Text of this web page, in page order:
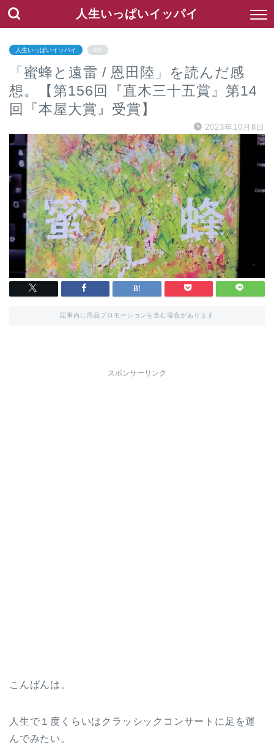
人生いっぱいイッパイ
人生いっぱいイッパイ PR
「蜜蜂と遠雷 / 恩田陸」を読んだ感
想。【第156回『直木三十五賞』第14
回『本屋大賞』受賞】
2023年10月8日
記事内に商品プロモーションを含む場合があります
スポンサーリンク
こんばんは。
人生で１度くらいはクラッシックコンサートに足を運
んでみたい。